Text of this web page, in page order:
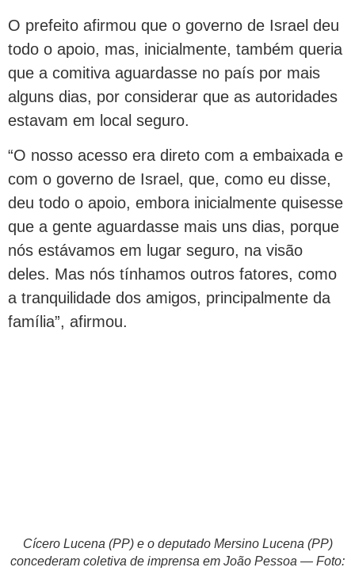
O prefeito afirmou que o governo de Israel deu
todo o apoio, mas, inicialmente, também queria
que a comitiva aguardasse no país por mais
alguns dias, por considerar que as autoridades
estavam em local seguro.
“O nosso acesso era direto com a embaixada e
com o governo de Israel, que, como eu disse,
deu todo o apoio, embora inicialmente quisesse
que a gente aguardasse mais uns dias, porque
nós estávamos em lugar seguro, na visão
deles. Mas nós tínhamos outros fatores, como
a tranquilidade dos amigos, principalmente da
família”, afirmou.
Cícero Lucena (PP) e o deputado Mersino Lucena (PP)
concederam coletiva de imprensa em João Pessoa — Foto: